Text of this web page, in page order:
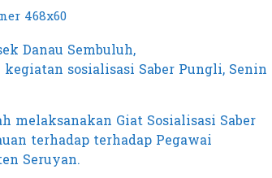
Danau Sembuluh,
sosialisasi Saber Pungli, Senin
melaksanakan Giat Sosialisasi Saber
terhadap terhadap Pegawai
Seruyan.